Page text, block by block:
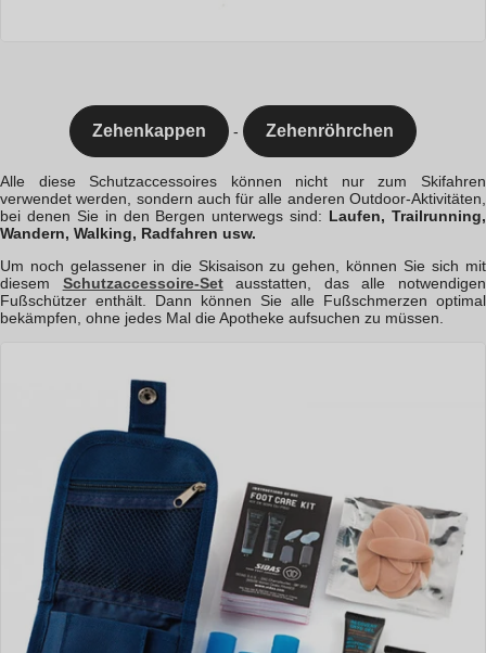
Zehenkappen - Zehenröhrchen
Alle diese Schutzaccessoires können nicht nur zum Skifahren
verwendet werden, sondern auch für alle anderen Outdoor-Aktivitäten,
bei denen Sie in den Bergen unterwegs sind: Laufen, Trailrunning,
Wandern, Walking, Radfahren usw.
Um noch gelassener in die Skisaison zu gehen, können Sie sich mit
diesem Schutzaccessoire-Setausstatten, das alle notwendigen
Fußschützer enthält. Dann können Sie alle Fußschmerzen optimal
bekämpfen, ohne jedes Mal die Apotheke aufsuchen zu müssen.